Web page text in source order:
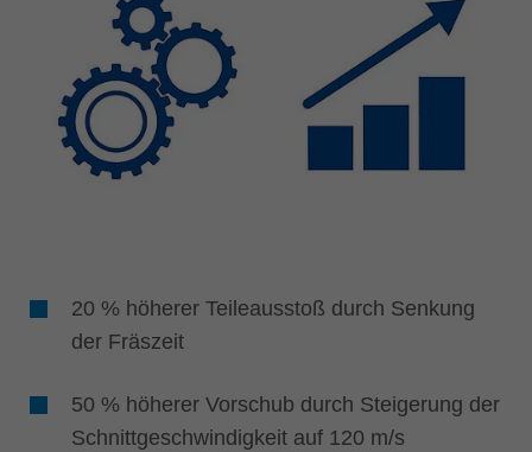
20 % höherer Teileausstoß durch Senkung
der Fräszeit
50 % höherer Vorschub durch Steigerung der
Schnittgeschwindigkeit auf 120 m/s